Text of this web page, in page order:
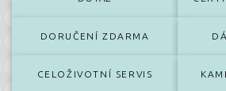
DORUČENÍ ZDARMA
CELOŽIVOTNÍ SERVIS